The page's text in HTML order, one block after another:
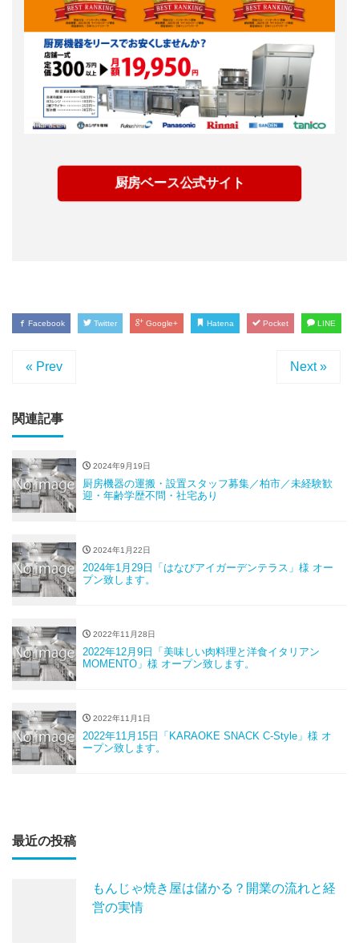
厨房ベース公式サイト
Facebook Twitter Google+ Hatena Pocket LINE
« Prev Next »
関連記事
2024年9月19日
厨房機器の運搬・設置スタッフ募集／柏市／未経験歓
迎・年齢学歴不問・社宅あり
2024年1月22日
2024年1月29日「はなびアイガーデンテラス」様 オー
プン致します。
2022年11月28日
2022年12月9日「美味しい肉料理と洋食イタリアン
MOMENTO」様 オープン致します。
2022年11月1日
2022年11月15日「KARAOKE SNACK C-Style」様 オ
ープン致します。
最近の投稿
もんじゃ焼き屋は儲かる？開業の流れと経
営の実情